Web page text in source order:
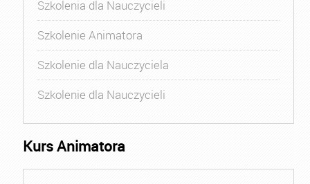
Szkolenia dla Nauczycieli
Szkolenie Animatora
Szkolenie dla Nauczyciela
Szkolenie dla Nauczycieli
Kurs Animatora